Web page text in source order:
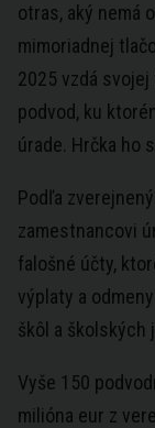
otras, aký nemá
mimoriadnej
2025 vzdá
podvod, ku
úrade. Hrčka ho
Podľa
zamestnancovi
falošné účty,
výplaty a
škôl a školských
Vyše 150
milióna eur z